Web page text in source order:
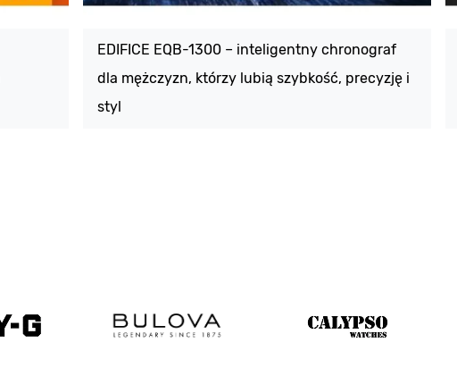
EDIFICE EQB-1300 – inteligentny chronograf
dla mężczyzn, którzy lubią szybkość, precyzję i
styl